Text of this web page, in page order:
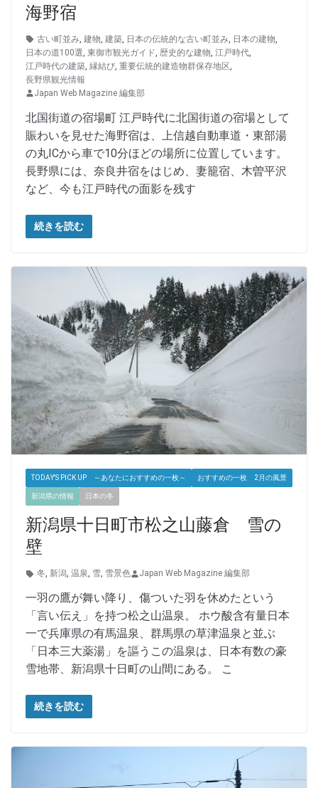
海野宿
古い町並み 建物 建築 日本の伝統的な古い町並み 日本の建物
日本の道100選 東御市観光ガイド 歴史的な建物 江戸時代
江戸時代の建築 縁結び 重要伝統的建造物群保存地区
長野県観光情報
Japan Web Magazine 編集部
北国街道の宿場町 江戸時代に北国街道の宿場として
賑わいを見せた海野宿は、上信越自動車道・東部湯
の丸ICから車で10分ほどの場所に位置しています。
長野県には、奈良井宿をはじめ、妻籠宿、木曽平沢
など、今も江戸時代の面影を残す
続きを読む
TODAY'S PICK UP ～あなたにおすすめの一枚～ おすすめの一枚 2月の風景
新潟県の情報 日本の冬
新潟県十日町市松之山藤倉 雪の
壁
冬, 新潟, 温泉, 雪, 雪景色 Japan Web Magazine 編集部
一羽の鷹が舞い降り、傷ついた羽を休めたという
「言い伝え」を持つ松之山温泉。 ホウ酸含有量日本
一で兵庫県の有馬温泉、群馬県の草津温泉と並ぶ
「日本三大薬湯」を謳うこの温泉は、日本有数の豪
雪地帯、新潟県十日町の山間にある。 こ
続きを読む